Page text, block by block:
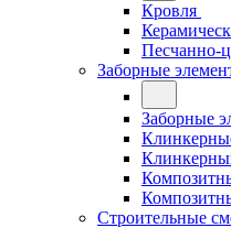
Кровля
Песчанно-
Заборные
Заборные
Строительные